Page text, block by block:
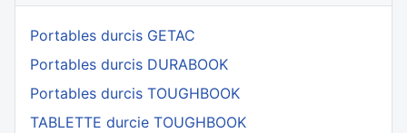
Portables durcis GETAC
Portables durcis DURABOOK
Portables durcis TOUGHBOOK
TABLETTE durcie TOUGHBOOK